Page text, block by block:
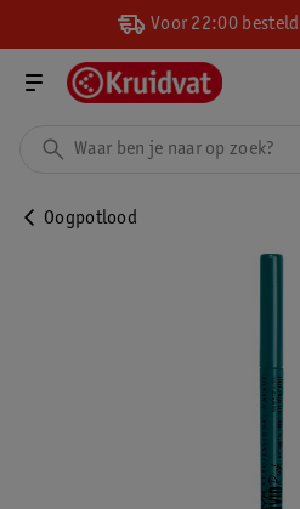
Voor 22:00
Oogpotlood